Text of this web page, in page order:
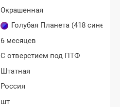
Окрашенная
Голубая Планета (418 сине-
6 месяцев
С отверстием под ПТФ
Штатная
Россия
шт